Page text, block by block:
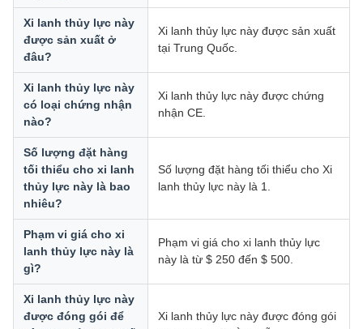
Xi lanh thủy lực này
được sản xuất ở
đâu?
Xi lanh thủy lực này được sản xuất
tại Trung Quốc.
Xi lanh thủy lực này
có loại chứng nhận
nào?
Xi lanh thủy lực này được chứng
nhận CE.
Số lượng đặt hàng
tối thiểu cho xi lanh
thủy lực này là bao
nhiêu?
Số lượng đặt hàng tối thiểu cho Xi
lanh thủy lực này là 1.
Phạm vi giá cho xi
lanh thủy lực này là
gì?
Phạm vi giá cho xi lanh thủy lực
này là từ $ 250 đến $ 500.
Xi lanh thủy lực này
được đóng gói để
Xi lanh thủy lực này được đóng gói